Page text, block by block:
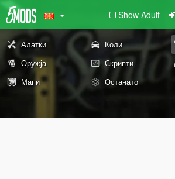
Show Adult
Алатки Коли
Оружја
Скрипти
Мапи
Останато